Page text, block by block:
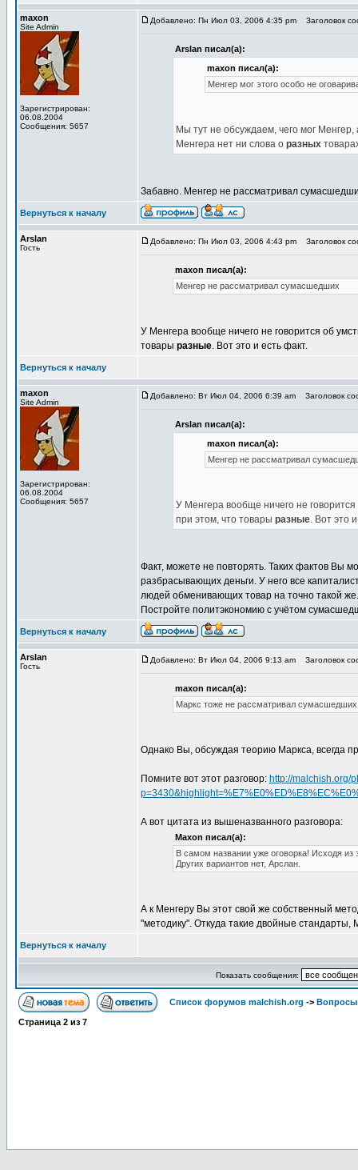
maxon
Site Admin
Зарегистрирован:
06.08.2004
Сообщения: 5657
Добавлено: Пн Июл 03, 2006 4:35 pm Заголовок
Arslan писал(а):
maxon писал(а):
Менгер мог этого особо не
Мы тут не обсуждаем, чего мог
Менгера нет ни слова о разных
Забавно. Менгер не рассматривал
Вернуться к началу
Arslan
Гость
Добавлено: Пн Июл 03, 2006 4:43 pm Заголовок
maxon писал(а):
Менгер не рассматривал сумасшедших
У Менгера вообще ничего не говорится об
товары разные. Вот это и есть факт.
Вернуться к началу
maxon
Site Admin
Зарегистрирован:
06.08.2004
Сообщения: 5657
Добавлено: Вт Июл 04, 2006 6:39 am Заголовок
Arslan писал(а):
maxon писал(а):
Менгер не рассматривал
У Менгера вообще ничего не
при этом, что товары разные. Вот это
Факт, можете не повторять. Таких фактов Вы
разбрасывающих деньги. У него все
людей обменивающих товар на точно такой
Постройте политэкономию с учётом
Вернуться к началу
Arslan
Гость
Добавлено: Вт Июл 04, 2006 9:13 am Заголовок
maxon писал(а):
Маркс тоже не рассматривал
Однако Вы, обсуждая теорию Маркса, всегда
Помните вот этот разговор: http://malchish.org/
А вот цитата из вышеназванного разговора:
Maxon писал(а):
В самом названии уже оговорка! Исходя
Других вариантов нет, Арслан.
А к Менгеру Вы этот свой же собственный
"методику". Откуда такие двойные стандарты,
Вернуться к началу
Показать сообщения:
Список форумов malchish.org -> Вопросы
Страница 2 из 7